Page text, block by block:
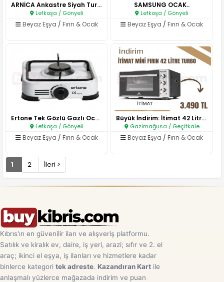
ARNİCA Ankastre Siyah Turbo Fı..
Lefkoşa / Gönyeli
Beyaz Eşya / Fırın & Ocak
SAMSUNG OCAK..
Lefkoşa / Gönyeli
Beyaz Eşya /Fırın & Ocak
Ertone Tek Gözlü Gazlı Ocak Be..
Lefkoşa / Gönyeli
Beyaz Eşya / Fırın & Ocak
Büyük İndirim: İtimat 42 Litre..
Gazimağusa / Geçitkale
Beyaz Eşya /Fırın & Ocak
1 2 İleri >
Kıbrıs'ın en güvenilir ilan ve alışveriş platformu.
Satılık ve kiralık ev, daire, iş yeri, arazi; sıfır ve 2. el
araç; ikinci el eşya, iş ilanları ve hizmetlere kadar
binlerce kategori tek adreste. Kazandıran Kart ile
anlaşmalı yüzlerce mağazada indirim ve puan